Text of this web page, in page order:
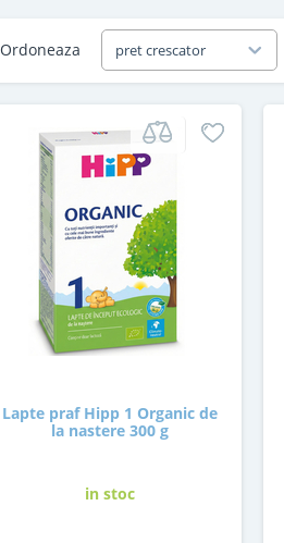
Ordoneaza pret crescator
Lapte praf Hipp 1 Organic de
la nastere 300 g
in stoc